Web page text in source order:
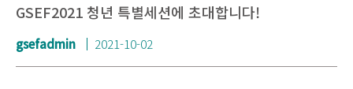
GSEF2021 청년 특별세션에 초대합니다!
gsefadmin 2021-10-02